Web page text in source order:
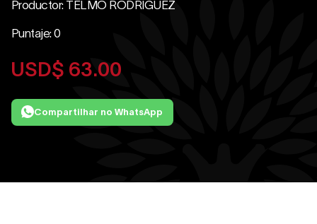
Productor: TELMO RODRIGUEZ
Puntaje: 0
USD$ 63.00
Compartilhar no WhatsApp